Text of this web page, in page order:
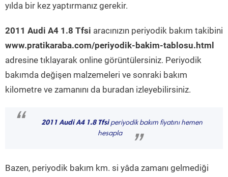
yılda bir kez yaptırmanız gerekir.
2011 Audi A4 1.8 Tfsi aracınızın periyodik bakım takibini
www.pratikaraba.com/periyodik-bakim-tablosu.html
adresine tıklayarak online görüntülersiniz. Periyodik
bakımda değişen malzemeleri ve sonraki bakım
kilometre ve zamanını da buradan izleyebilirsiniz.
“ 2011 Audi A4 1.8 Tfsiperiyodik bakım fiyatını hemen
hesapla
”
Bazen, periyodik bakım km. si yâda zamanı gelmediği